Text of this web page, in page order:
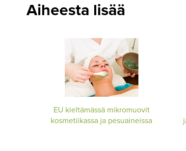
Aiheesta lisää
EU kieltämässä mikromuovit
kosmetiikassa ja pesuaineissa